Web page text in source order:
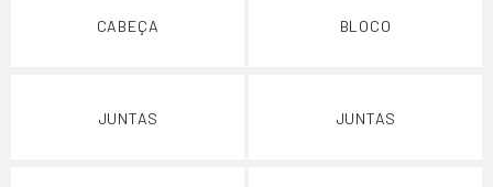
CABEÇA BLOCO
JUNTAS JUNTAS